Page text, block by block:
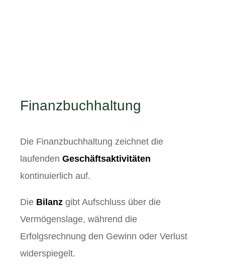
Finanzbuchhaltung
Die Finanzbuchhaltung zeichnet die
laufendenGeschäftsaktivitäten
kontinuierlich auf.
Die Bilanz gibt Aufschluss über die
Vermögenslage, während die
Erfolgsrechnung den Gewinn oder Verlust
widerspiegelt.